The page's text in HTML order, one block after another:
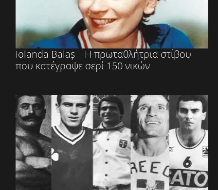
Iolanda Balaș – Η πρωταθλήτρια στίβου
που κατέγραψε σερί 150 νικών